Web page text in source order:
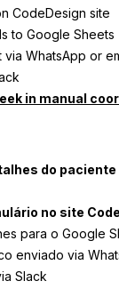
CodeDesign site
to Google Sheets
WhatsApp or
in manual
do
no site
para o Google
enviado via
Slack